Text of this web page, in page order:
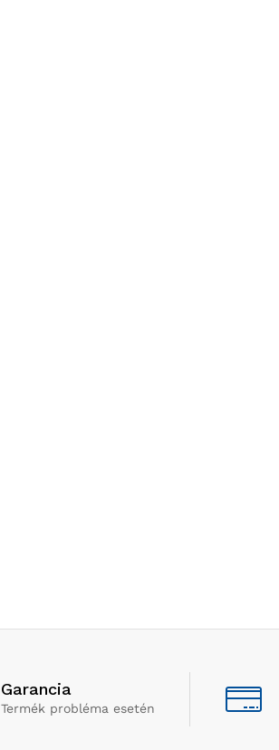
Garancia
Termék probléma esetén